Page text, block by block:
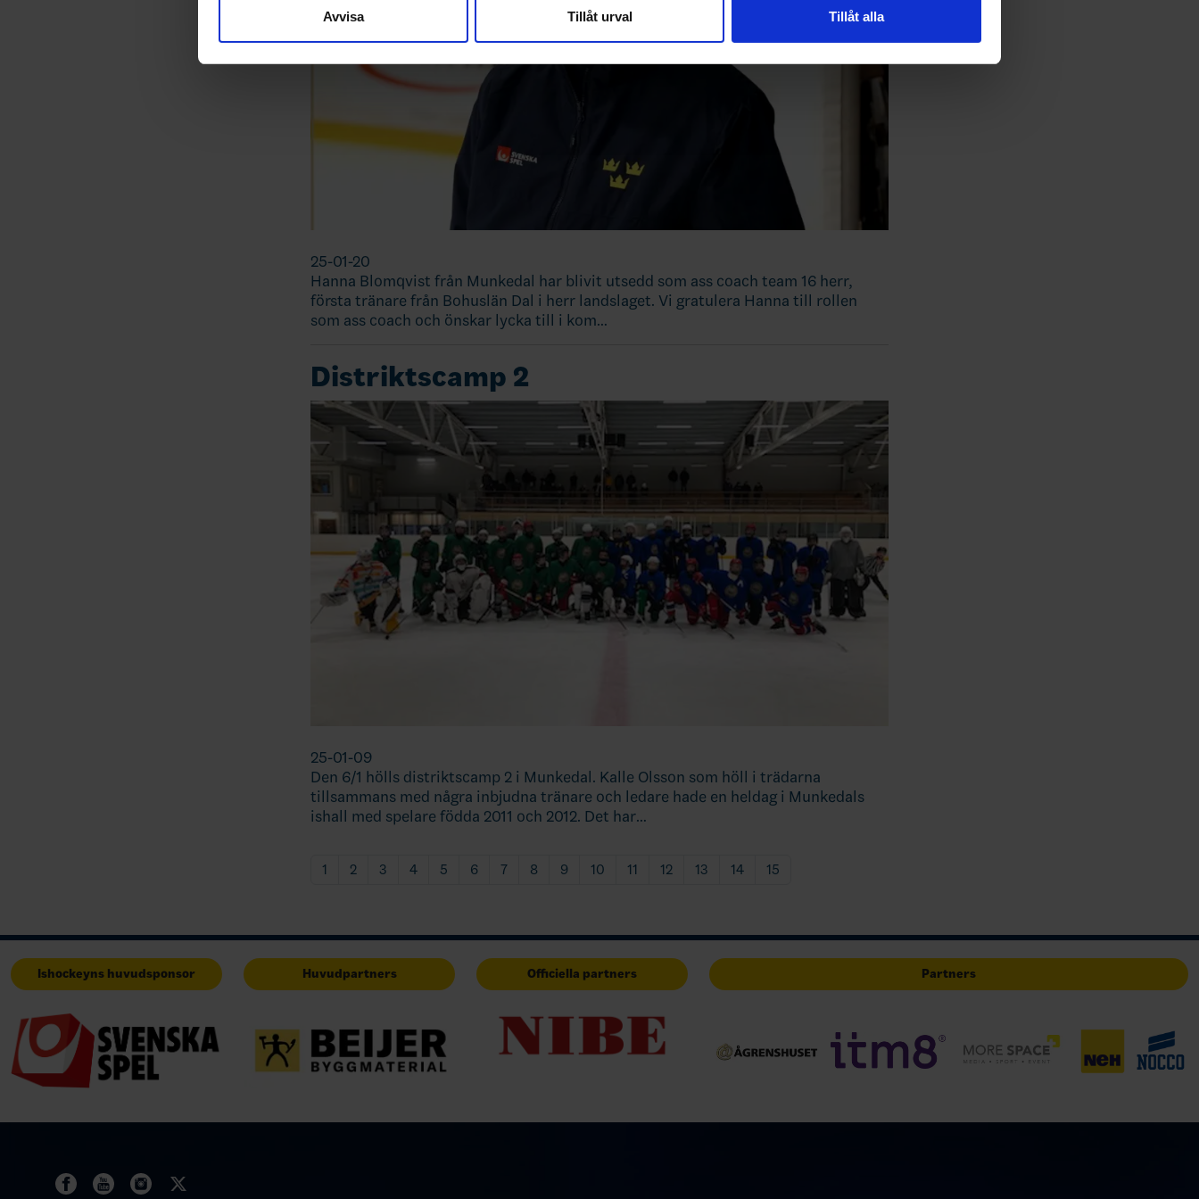
till de sociala medier och annons- och analysföretag som vi samarbetar med. Dessa kan i sin tur kombinera informationen
Avvisa Tillåt urval Tillåt alla
25-01-20
Hanna Blomqvist från Munkedal har blivit utsedd som ass coach team 16 herr,
första tränare från Bohuslän Dal i herr landslaget. Vi gratulera Hanna till rollen
som ass coach och önskar lycka till i kom…
Distriktscamp 2
25-01-09
Den 6/1 hölls distriktscamp 2 i Munkedal. Kalle Olsson som höll i trädarna
tillsammans med några inbjudna tränare och ledare hade en heldag i Munkedals
ishall med spelare födda 2011 och 2012. Det har…
1 2 3 4 5 6 7 8 9 10 11 12 13 14 15
Ishockeyns huvudsponsor Huvudpartners Officiella partners Partners